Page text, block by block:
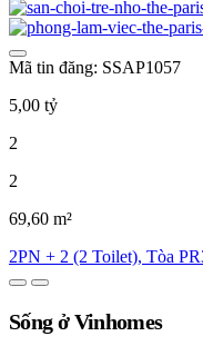
Mã tin đăng: SSAP1057
5,00 tỷ
2
2
69,60 m²
2PN + 2 (2 Toilet), Tòa
Sống ở Vinhomes